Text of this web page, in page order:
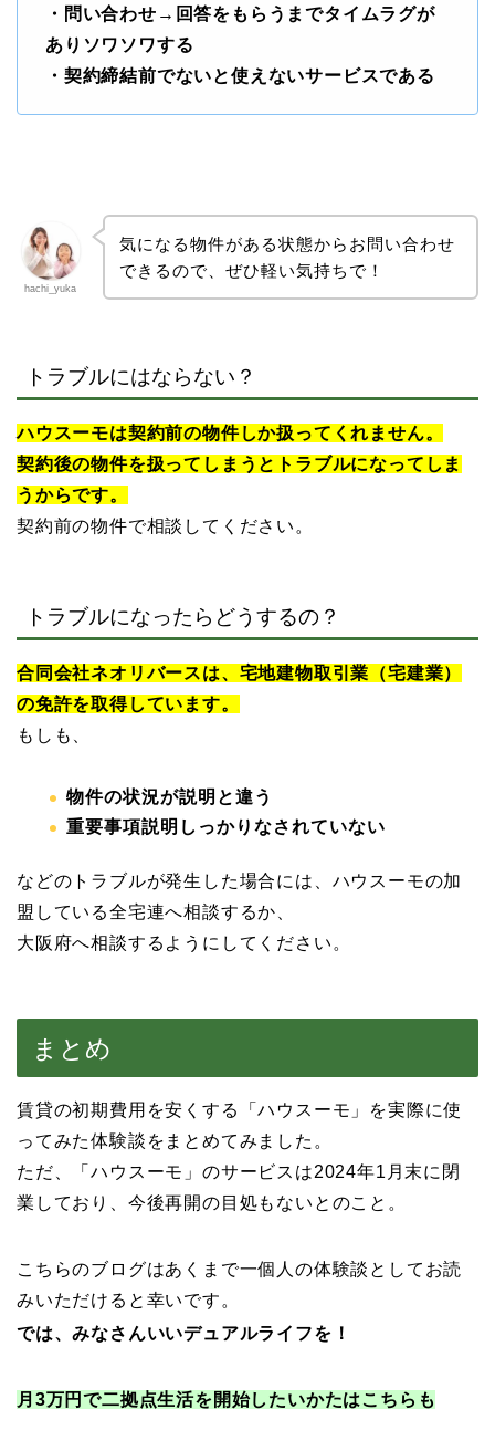
・問い合わせ→回答をもらうまでタイムラグが
ありソワソワする
・契約締結前でないと使えないサービスである
hachi_yuka
気になる物件がある状態からお問い合わせ
できるので、ぜひ軽い気持ちで！
トラブルにはならない？
ハウスーモは契約前の物件しか扱ってくれません。
契約後の物件を扱ってしまうとトラブルになってしま
うからです。
契約前の物件で相談してください。
トラブルになったらどうするの？
合同会社ネオリバースは、宅地建物取引業（宅建業）
の免許を取得しています。
もしも、
物件の状況が説明と違う
重要事項説明しっかりなされていない
などのトラブルが発生した場合には、ハウスーモの加
盟している全宅連へ相談するか、
大阪府へ相談するようにしてください。
まとめ
賃貸の初期費用を安くする「ハウスーモ」を実際に使
ってみた体験談をまとめてみました。
ただ、「ハウスーモ」のサービスは2024年1月末に閉
業しており、今後再開の目処もないとのこと。
こちらのブログはあくまで一個人の体験談としてお読
みいただけると幸いです。
では、みなさんいいデュアルライフを！
月3万円で二拠点生活を開始したいかたはこちらも